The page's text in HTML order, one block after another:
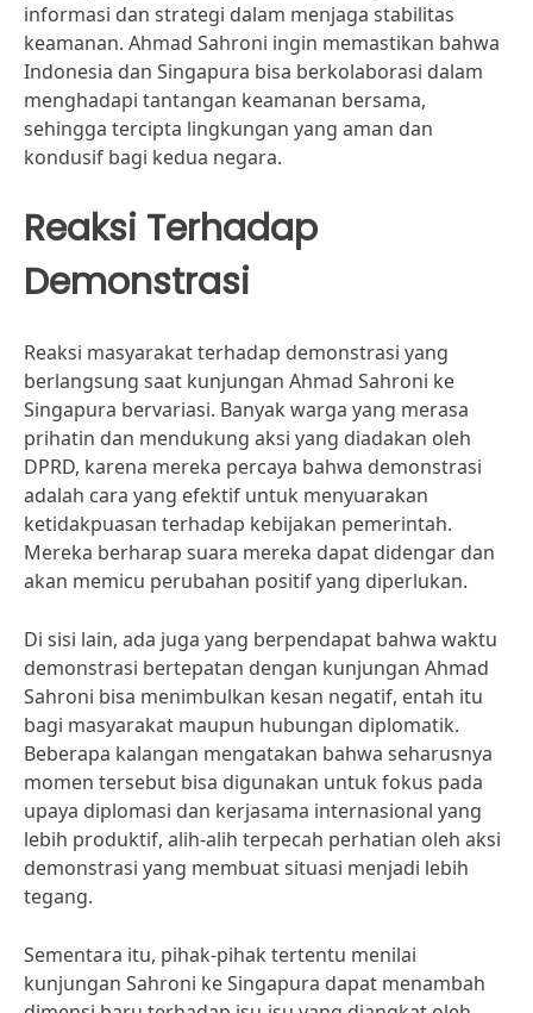
informasi dan strategi dalam menjaga stabilitas
keamanan. Ahmad Sahroni ingin memastikan bahwa
Indonesia dan Singapura bisa berkolaborasi dalam
menghadapi tantangan keamanan bersama,
sehingga tercipta lingkungan yang aman dan
kondusif bagi kedua negara.
Reaksi Terhadap
Demonstrasi
Reaksi masyarakat terhadap demonstrasi yang
berlangsung saat kunjungan Ahmad Sahroni ke
Singapura bervariasi. Banyak warga yang merasa
prihatin dan mendukung aksi yang diadakan oleh
DPRD, karena mereka percaya bahwa demonstrasi
adalah cara yang efektif untuk menyuarakan
ketidakpuasan terhadap kebijakan pemerintah.
Mereka berharap suara mereka dapat didengar dan
akan memicu perubahan positif yang diperlukan.
Di sisi lain, ada juga yang berpendapat bahwa waktu
demonstrasi bertepatan dengan kunjungan Ahmad
Sahroni bisa menimbulkan kesan negatif, entah itu
bagi masyarakat maupun hubungan diplomatik.
Beberapa kalangan mengatakan bahwa seharusnya
momen tersebut bisa digunakan untuk fokus pada
upaya diplomasi dan kerjasama internasional yang
lebih produktif, alih-alih terpecah perhatian oleh aksi
demonstrasi yang membuat situasi menjadi lebih
tegang.
Sementara itu, pihak-pihak tertentu menilai
kunjungan Sahroni ke Singapura dapat menambah